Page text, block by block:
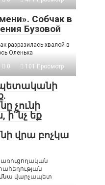
Собчак в
Бузовой
разразилась хвалой в
Оленька
0 101 Просмотр
չունի
ի՞նչ եք
վրա բոչկա
կառուցողական
վարչապետ